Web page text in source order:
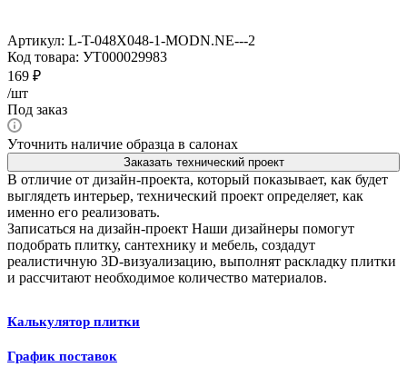
Артикул: L-T-048X048-1-MODN.NE---2
Код товара: УТ000029983
169 ₽
/шт
Под заказ
Уточнить наличие образца в салонах
Заказать технический проект
В отличие от дизайн-проекта, который показывает, как будет
выглядеть интерьер, технический проект определяет, как
именно его реализовать.
Записаться на дизайн-проект Наши дизайнеры помогут
подобрать плитку, сантехнику и мебель, создадут
реалистичную 3D-визуализацию, выполнят раскладку плитки
и рассчитают необходимое количество материалов.
Калькулятор плитки
График поставок